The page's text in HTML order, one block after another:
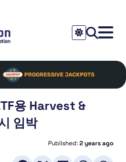
용 Harvest &
임박
Published:2 years ago